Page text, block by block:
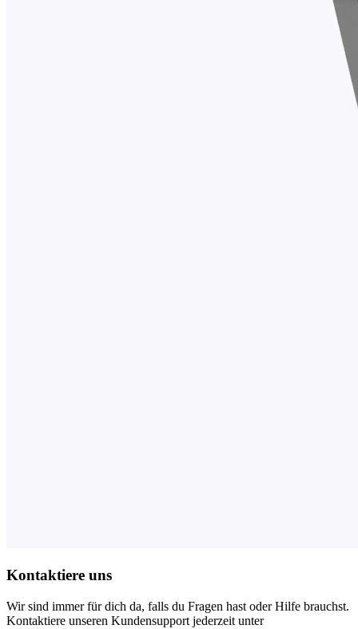
Kontaktiere uns
Wir sind immer für dich da, falls du Fragen hast oder Hilfe brauchst.
Kontaktiere unseren Kundensupport jederzeit unter